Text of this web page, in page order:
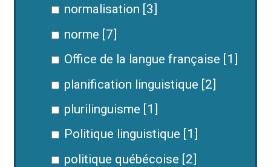
normalisation [3]
norme [7]
Office de la langue française [1]
planification linguistique [2]
plurilinguisme [1]
Politique linguistique [1]
politique québécoise [2]